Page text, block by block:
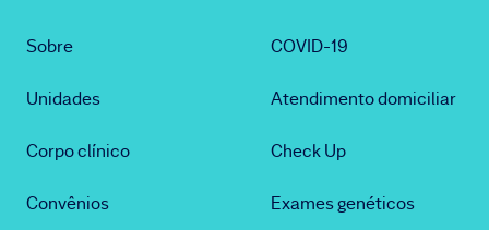
Sobre
Unidades
Corpo clínico
Convênios
COVID-19
Atendimento domiciliar
Check Up
Exames genéticos